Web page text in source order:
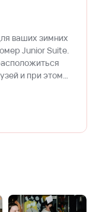
ваших зимних
Junior Suite.
и при этом
комнате
стартапом,
зоне Настя,
ТВ с